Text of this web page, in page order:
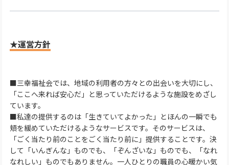
★運営方針
■三幸福祉会では、地域の利用者の方々との出会いを大切にし、
「ここへ来れば安心だ」と思っていただけるような施設をめざし
ています。
■私達の提供するのは「生きていてよかった」とほんの一瞬でも
頬を緩めていただけるようなサービスです。そのサービスは、
「ごく当たり前のことをごく当たり前に」提供することです。決
して「いんぎんな」ものでも、「ぞんざいな」ものでも、「なれ
なれしい」ものでもありません。一人ひとりの職員の心暖かい気